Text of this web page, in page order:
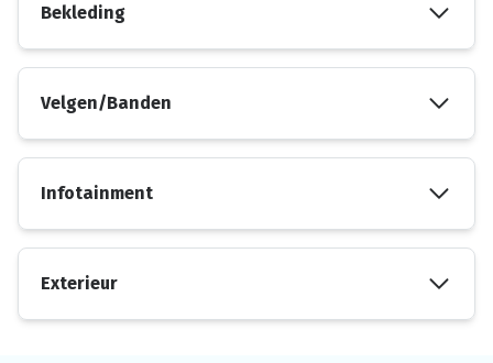
Bekleding
Velgen/Banden
Infotainment
Exterieur